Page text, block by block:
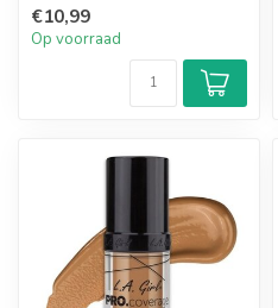
€10,99
Op voorraad